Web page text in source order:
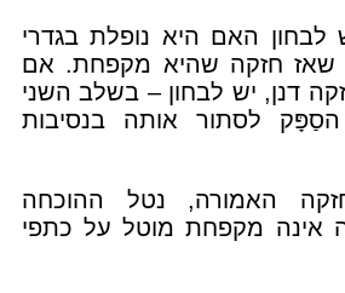
האם היא נופלת בגדרי
לחוק, שאז חזקה שהיא מקפחת. אם
דנן, יש לבחון – בשלב השני
לסתור אותה בנסיבות
האמורה, נטל ההוכחה
אינה מקפחת מוטל על כתפי